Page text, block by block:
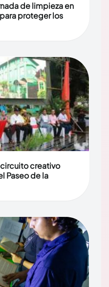
de limpieza en
proteger los
creativo
Paseo de la